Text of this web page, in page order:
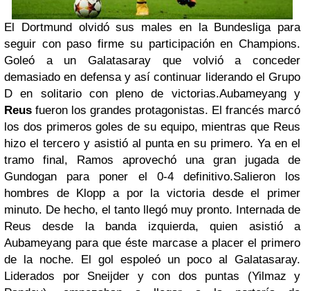
El Dortmund olvidó sus males en la Bundesliga para
seguir con paso firme su participación en Champions.
Goleó a un Galatasaray que volvió a conceder
demasiado en defensa y así continuar liderando el Grupo
D en solitario con pleno de victorias.Aubameyang y
Reus fueron los grandes protagonistas. El francés marcó
los dos primeros goles de su equipo, mientras que Reus
hizo el tercero y asistió al punta en su primero. Ya en el
tramo final, Ramos aprovechó una gran jugada de
Gundogan para poner el 0-4 definitivo.Salieron los
hombres de Klopp a por la victoria desde el primer
minuto. De hecho, el tanto llegó muy pronto. Internada de
Reus desde la banda izquierda, quien asistió a
Aubameyang para que éste marcase a placer el primero
de la noche. El gol espoleó un poco al Galatasaray.
Liderados por Sneijder y con dos puntas (Yilmaz y